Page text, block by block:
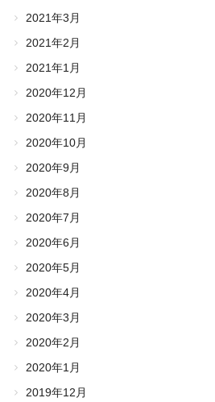
2021年3月
2021年2月
2021年1月
2020年12月
2020年11月
2020年10月
2020年9月
2020年8月
2020年7月
2020年6月
2020年5月
2020年4月
2020年3月
2020年2月
2020年1月
2019年12月